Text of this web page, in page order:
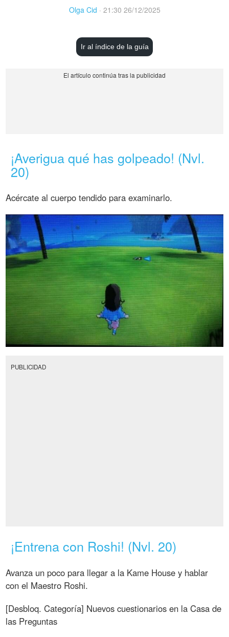
Olga Cid · 21:30 26/12/2025
Ir al índice de la guía
¡Averigua qué has golpeado! (Nvl.
20)
Acércate al cuerpo tendido para examinarlo.
PUBLICIDAD
¡Entrena con Roshi! (Nvl. 20)
Avanza un poco para llegar a la Kame House y hablar
con el Maestro Roshi.
[Desbloq. Categoría] Nuevos cuestionarios en la Casa de
las Preguntas